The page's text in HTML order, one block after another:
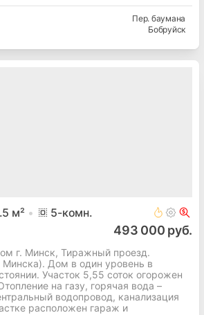
Пер. баумана
Бобруйск
м² 5-комн.
493 000 руб.
г. Минск, Тиражный проезд.
Минска). Дом в один уровень в
Участок 5,55 соток огорожен
на газу, горячая вода –
водопровод, канализация
расположен гараж и